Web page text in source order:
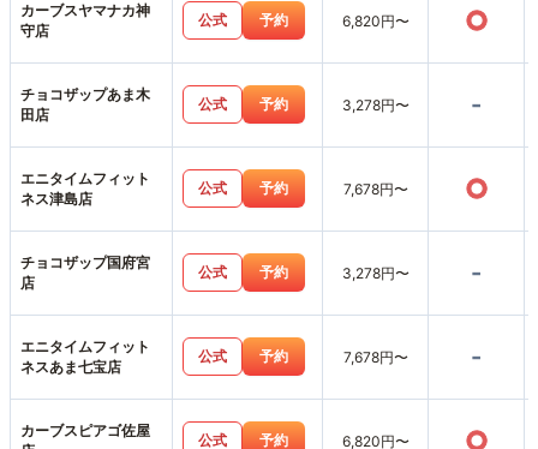
カーブスヤマナカ神
守店
公式 予約 6,820円〜 ○
チョコザップあま木
田店
公式 予約 3,278円〜 -
エニタイムフィット
ネス津島店
公式 予約 7,678円〜 ○
チョコザップ国府宮
店
公式 予約 3,278円〜 -
エニタイムフィット
ネスあま七宝店
公式 予約 7,678円〜 -
カーブスピアゴ佐屋
公式 予約 6,820円〜 ○